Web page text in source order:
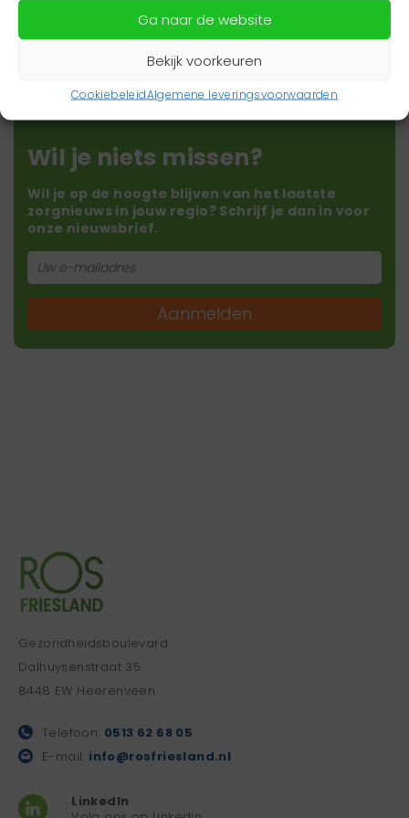
Ga naar de website
Bekijk voorkeuren
CookiebeleidAlgemene leveringsvoorwaarden
Wil je niets missen?
Wil je op de hoogte blijven van het laatste
zorgnieuws in jouw regio? Schrijf je dan in voor
onze nieuwsbrief.
Aanmelden
Gezondheidsboulevard
Dalhuysenstraat 35
8448 EW Heerenveen
Telefoon: 0513 62 68 05
E-mail: info@rosfriesland.nl
LinkedIn